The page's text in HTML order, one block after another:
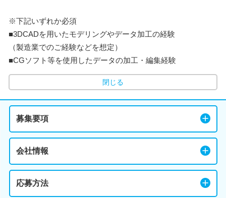
※下記いずれか必須
■3DCADを用いたモデリングやデータ加工の経験
（製造業でのご経験などを想定）
■CGソフト等を使用したデータの加工・編集経験
閉じる
募集要項
会社情報
応募方法